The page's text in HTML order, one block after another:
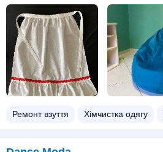
Ремонт взуття Хімчистка одягу